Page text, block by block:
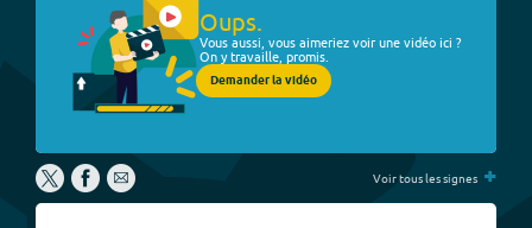
Oups.
Vous aussi, vous aimeriez voir une vidéo ici ?
On y travaille, promis.
Demander la vidéo
Voir tous les signes +